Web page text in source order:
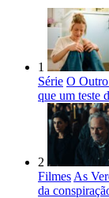
1
Série O
que um teste
2
Filmes As
da